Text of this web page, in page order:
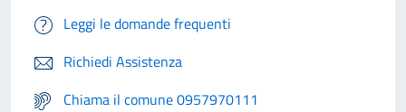
Leggi le domande frequenti
Richiedi Assistenza
Chiama il comune 0957970111